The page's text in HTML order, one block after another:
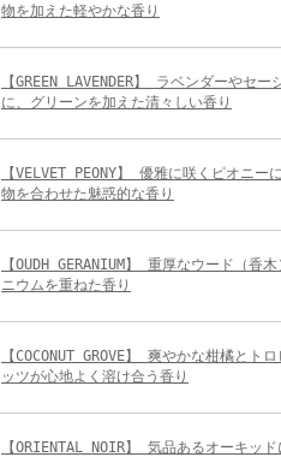
物を加えた軽やかな香り
【GREEN LAVENDER】 ラベンダーやセ
に、グリーンを加えた清々しい香り
【VELVET PEONY】 優雅に咲くピオニー
物を合わせた魅惑的な香り
【OUDH GERANIUM】 重厚なウード（香
ニウムを重ねた香り
【COCONUT GROVE】 爽やかな柑橘とト
ッツが心地よく溶け合う香り
【ORIENTAL NOIR】 気品あるオーキッ